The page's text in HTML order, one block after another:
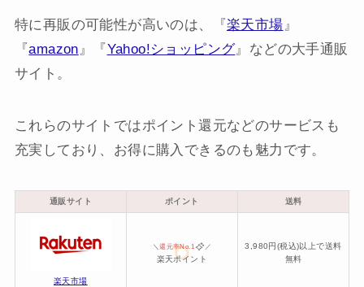
特に再販の可能性が高いのは、『楽天市場 』
『amazon 』『Yahoo!ショッピング』などの大手通販
サイト。
これらのサイトではポイント還元などのサービスも
充実しており、お得に購入できるのも魅力です。
通販サイト ポイント 送料
楽天市場
＼還元率No.1 ／
楽天ポイント
3,980円(税込)以上で送料
無料